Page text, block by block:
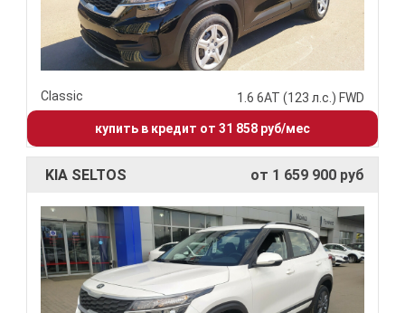
Classic 1.6 6АТ (123 л.с.) FWD
купить в кредит от 31 858 руб/мес
KIA SELTOS от 1 659 900 руб